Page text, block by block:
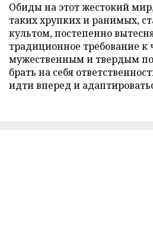
Обиды на этот жестокий
таких хрупких и ранимых,
культом, постепенно
традиционное требование к
мужественным и твердым
брать на себя
идти вперед и